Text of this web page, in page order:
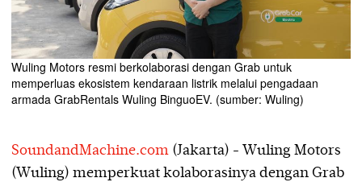
Wuling Motors resmi berkolaborasi dengan Grab untuk
memperluas ekosistem kendaraan listrik melalui pengadaan
armada GrabRentals Wuling BinguoEV. (sumber: Wuling)
SoundandMachine.com (Jakarta) - Wuling Motors
(Wuling) memperkuat kolaborasinya dengan Grab